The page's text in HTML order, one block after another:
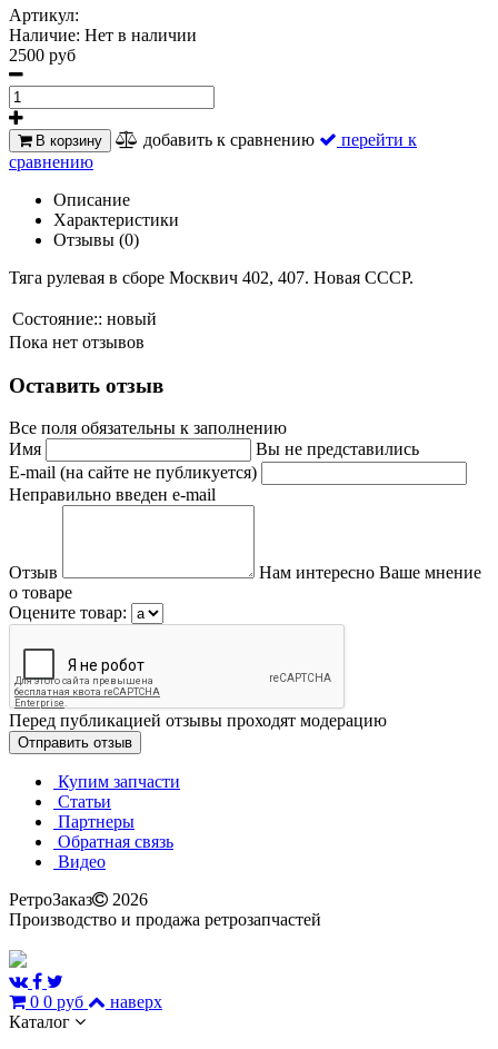
Артикул:
Наличие: Нет в наличии
2500 руб
В корзину добавить к сравнению
перейти к
сравнению
Описание
Характеристики
Отзывы (0)
Тяга рулевая в сборе Москвич 402, 407. Новая СССР.
Состояние:: новый
Пока нет отзывов
Оставить отзыв
Все поля обязательны к заполнению
Имя
Вы не представились
E-mail (на сайте не публикуется)
Неправильно введен e-mail
Отзыв
Нам интересно Ваше мнение
о товаре
Оцените товар:
Перед публикацией отзывы проходят модерацию
Купим запчасти
Статьи
Партнеры
Обратная связь
Видео
РетроЗаказ
2026
Производство и продажа ретрозапчастей
0 0 руб
наверх
Каталог